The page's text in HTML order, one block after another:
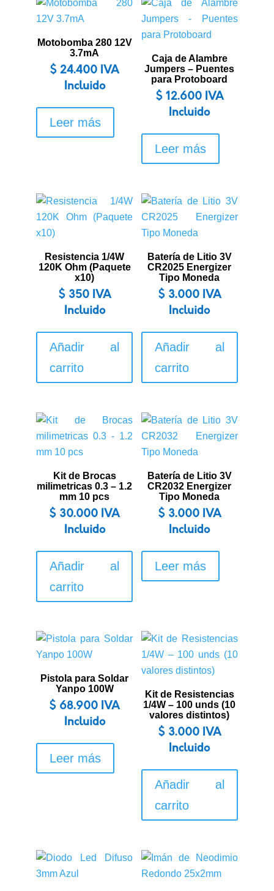
Motobomba 280 12V
3.7mA
$ 24.400 IVA
Incluido
Leer más
Caja de Alambre
Jumpers – Puentes
para Protoboard
$12.600 IVA
Incluido
Leer más
Resistencia 1/4W
120K Ohm (Paquete
x10)
$350
IVA
Incluido
Añadir al
carrito
Batería de Litio 3V
CR2025 Energizer
Tipo Moneda
$3.000 IVA
Incluido
Añadir al
carrito
Kit de Brocas
milimetricas 0.3 – 1.2
mm 10 pcs
$ 30.000 IVA
Incluido
Añadir al
carrito
Batería de Litio 3V
CR2032 Energizer
Tipo Moneda
$3.000 IVA
Incluido
Leer más
Pistola para Soldar
Yanpo 100W
$ 68.900 IVA
Incluido
Leer más
Kit de Resistencias
1/4W – 100 unds (10
valores distintos)
$3.000 IVA
Incluido
Añadir al
carrito